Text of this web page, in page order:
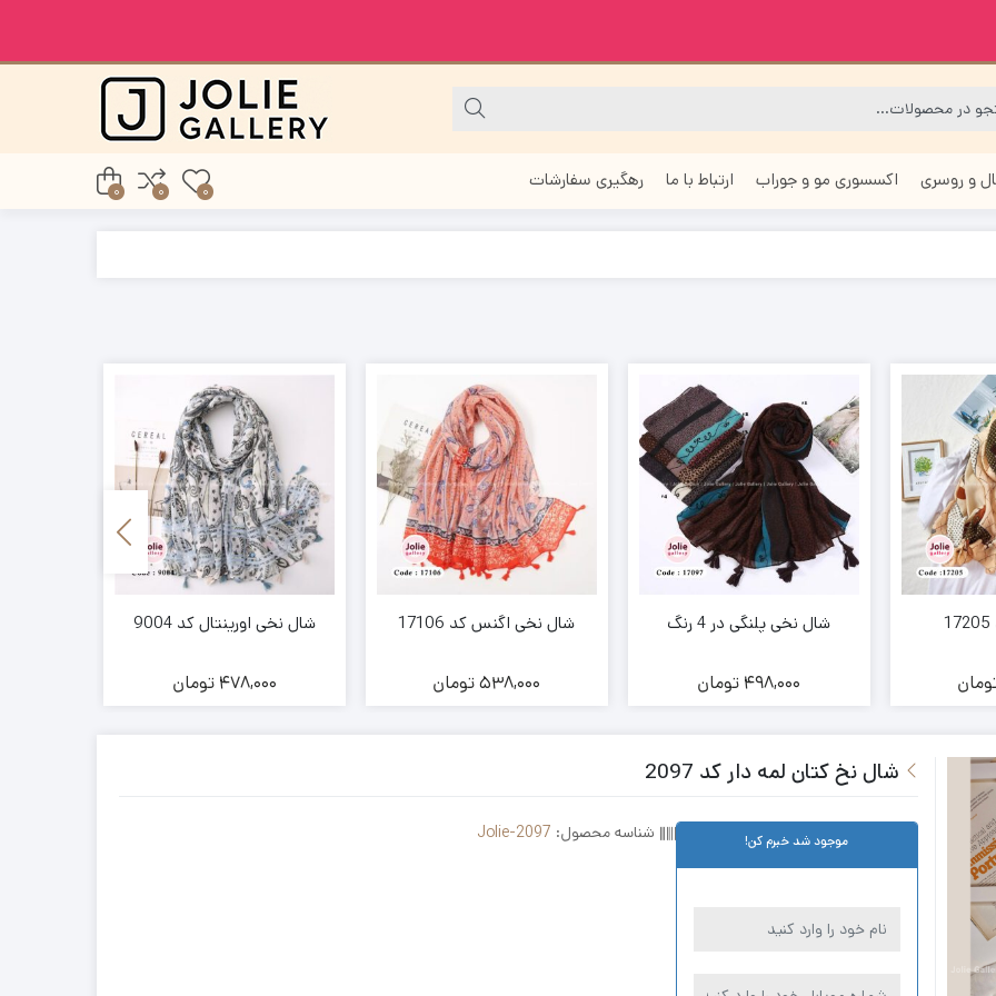
و روسری اکسسوری مو و جوراب ارتباط با ما رهگیری سفارشات
0
0
0
شال نخی پلنگی در 4 رنگ
498,000 تومان
شال نخی اگنس کد 17106
538,000تومان
شال نخی اورینتال کد 9004
478,000 تومان
شال نخ کتان لمه دار کد 2097
موجود شد خبرم کن! شناسه محصول: Jolie-2097